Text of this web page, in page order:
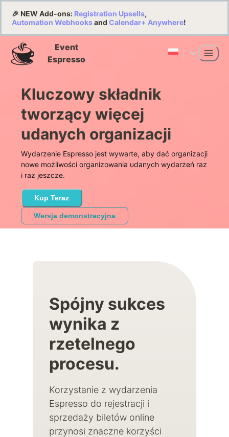
🎉 NEW Add-ons: Registration Upsells,
Automation Webhooksand Calendar+ Anywhere!
Event
Espresso
Kluczowy składnik
tworzący więcej
udanych organizacji
Wydarzenie Espresso jest wywarte, aby dać organizacji
nowe możliwości organizowania udanych wydarzeń raz
i raz jeszcze.
Kup Teraz
Wersja demonstracyjna
Spójny sukces
wynika z
rzetelnego
procesu.
Korzystanie z wydarzenia
Espresso do rejestracji i
sprzedaży biletów online
przynosi znaczne korzyści